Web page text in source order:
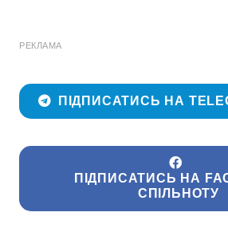
РЕКЛАМА
ПІДПИСАТИСЬ НА
ПІДПИСАТИСЬ НА
СПІЛЬНОТУ